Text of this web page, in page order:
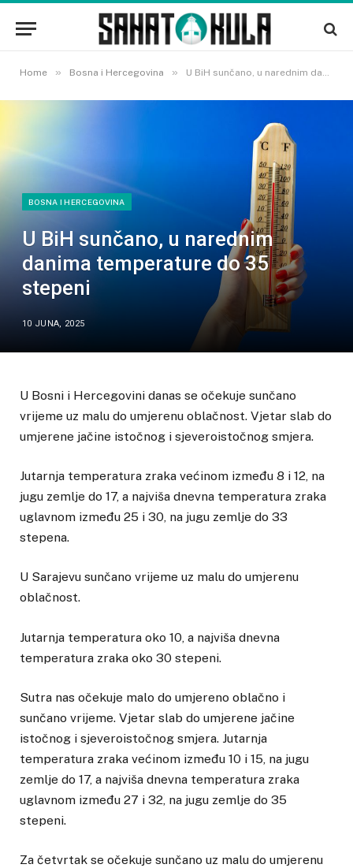
Home » Bosna i Hercegovina » U BiH sunčano, u narednim danima temperature do 35 stepeni
BOSNA I HERCEGOVINA
U BiH sunčano, u narednim
danima temperature do 35
stepeni
10 JUNA, 2025
U Bosni i Hercegovini danas se očekuje sunčano
vrijeme uz malu do umjerenu oblačnost. Vjetar slab do
umjerene jačine istočnog i sjeveroistočnog smjera.
Jutarnja temperatura zraka većinom između 8 i 12, na
jugu zemlje do 17, a najviša dnevna temperatura zraka
uglavnom između 25 i 30, na jugu zemlje do 33
stepena.
U Sarajevu sunčano vrijeme uz malu do umjerenu
oblačnost.
Jutarnja temperatura oko 10, a najviša dnevna
temperatura zraka oko 30 stepeni.
Sutra nas očekuje malo do umjereno oblačno i
sunčano vrijeme. Vjetar slab do umjerene jačine
istočnog i sjeveroistočnog smjera. Jutarnja
temperatura zraka većinom između 10 i 15, na jugu
zemlje do 17, a najviša dnevna temperatura zraka
uglavnom između 27 i 32, na jugu zemlje do 35
stepeni.
Za četvrtak se očekuje sunčano uz malu do umjerenu